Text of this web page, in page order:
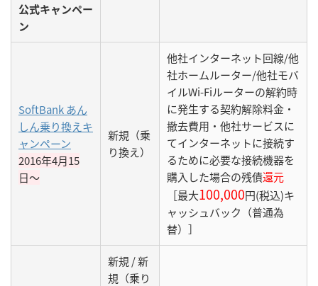
公式キャンペー
ン
SoftBank あん
しん乗り換えキ
ャンペーン
2016年4月15
日〜
新規（乗
り換え）
他社インターネット回線/他
社ホームルーター/他社モバ
イルWi-Fiルーターの解約時
に発生する契約解除料金・
撤去費用・他社サービスに
てインターネットに接続す
るために必要な接続機器を
購入した場合の残債還元
［最大100,000円(税込)キ
ャッシュバック（普通為
替）］
新規 / 新
規（乗り